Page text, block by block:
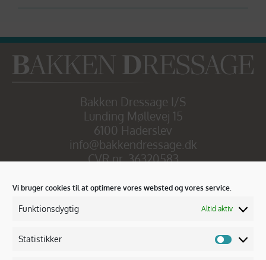
Vi bruger cookies til at optimere vores websted og vores service.
Funktionsdygtig Altid aktiv
Statistikker
Bakken Dressage I/S
Lunding Møllevej 15
6100 Haderslev
info@bakkendressage.dk
CVR nr. 36320583
Michael Møller Flintrup
Tlf. +45 61 71 72 26